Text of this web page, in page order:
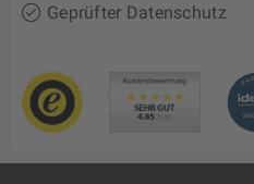
Geprüfter Datenschutz